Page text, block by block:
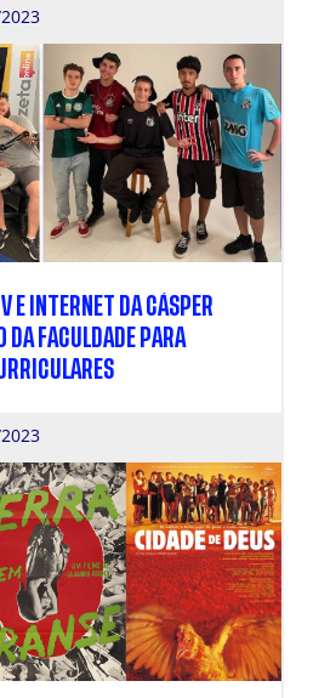
E INTERNET DA CÁSPER
DA FACULDADE PARA